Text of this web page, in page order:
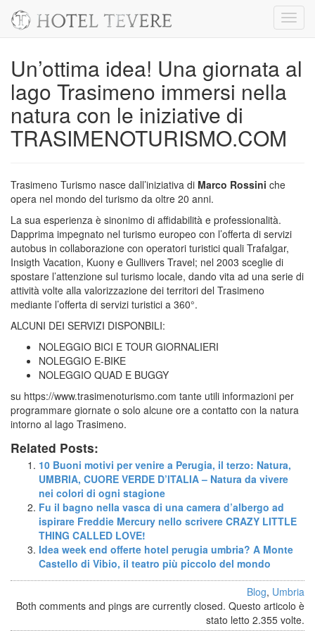
Un’ottima idea! Una giornata al
lago Trasimeno immersi nella
natura con le iniziative di
TRASIMENOTURISMO.COM
Trasimeno Turismo nasce dall’iniziativa di Marco Rossini che
opera nel mondo del turismo da oltre 20 anni.
La sua esperienza è sinonimo di affidabilità e professionalità.
Dapprima impegnato nel turismo europeo con l’offerta di servizi
autobus in collaborazione con operatori turistici quali Trafalgar,
Insigth Vacation, Kuony e Gullivers Travel; nel 2003 sceglie di
spostare l’attenzione sul turismo locale, dando vita ad una serie di
attività volte alla valorizzazione dei territori del Trasimeno
mediante l’offerta di servizi turistici a 360°.
ALCUNI DEI SERVIZI DISPONBILI:
NOLEGGIO BICI E TOUR GIORNALIERI
NOLEGGIO E-BIKE
NOLEGGIO QUAD E BUGGY
su https://www.trasimenoturismo.com tante utili informazioni per
programmare giornate o solo alcune ore a contatto con la natura
intorno al lago Trasimeno.
Related Posts:
10 Buoni motivi per venire a Perugia, il terzo: Natura,
UMBRIA, CUORE VERDE D’ITALIA – Natura da vivere
nei colori di ogni stagione
Fu il bagno nella vasca di una camera d’albergo ad
ispirare Freddie Mercury nello scrivere CRAZY LITTLE
THING CALLED LOVE!
Idea week end offerte hotel perugia umbria? A Monte
Castello di Vibio, il teatro più piccolo del mondo
Blog, Umbria
Both comments and pings are currently closed. Questo articolo è
stato letto 2.355 volte.